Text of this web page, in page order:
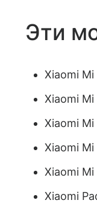
Эти
Xiaomi Mi
Xiaomi Mi
Xiaomi Mi
Xiaomi Mi
Xiaomi
Xiaomi